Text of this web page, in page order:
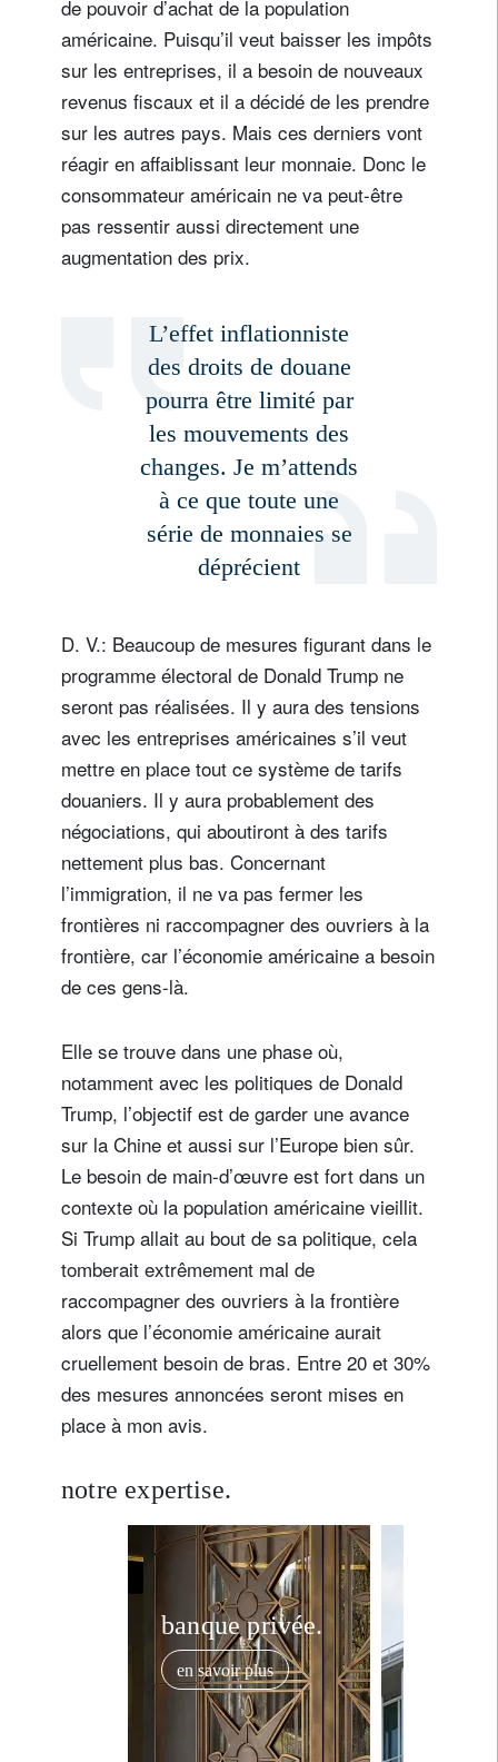
de pouvoir d’achat de la population
américaine. Puisqu’il veut baisser les impôts
sur les entreprises, il a besoin de nouveaux
revenus fiscaux et il a décidé de les prendre
sur les autres pays. Mais ces derniers vont
réagir en affaiblissant leur monnaie. Donc le
consommateur américain ne va peut-être
pas ressentir aussi directement une
augmentation des prix.
L’effet inflationniste
des droits de douane
pourra être limité par
les mouvements des
changes. Je m’attends
à ce que toute une
série de monnaies se
déprécient
D. V.: Beaucoup de mesures figurant dans le
programme électoral de Donald Trump ne
seront pas réalisées. Il y aura des tensions
avec les entreprises américaines s’il veut
mettre en place tout ce système de tarifs
douaniers. Il y aura probablement des
négociations, qui aboutiront à des tarifs
nettement plus bas. Concernant
l’immigration, il ne va pas fermer les
frontières ni raccompagner des ouvriers à la
frontière, car l’économie américaine a besoin
de ces gens-là.
Elle se trouve dans une phase où,
notamment avec les politiques de Donald
Trump, l’objectif est de garder une avance
sur la Chine et aussi sur l’Europe bien sûr.
Le besoin de main-d’œuvre est fort dans un
contexte où la population américaine vieillit.
Si Trump allait au bout de sa politique, cela
tomberait extrêmement mal de
raccompagner des ouvriers à la frontière
alors que l’économie américaine aurait
cruellement besoin de bras. Entre 20 et 30%
des mesures annoncées seront mises en
place à mon avis.
notre expertise.
banque privée.
en savoir plus
Pays de résidence
Je ne suis pas résident ou citoyen des Etats-Unis
Vos informations seront utilisées conformément à
notrepolitique de confidentialité .